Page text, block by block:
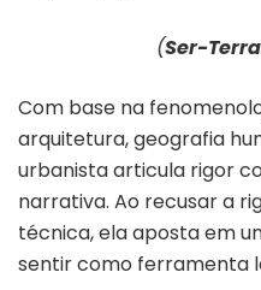
(Ser-
Com base na
arquitetura, geografia
urbanista articula rigor
narrativa. Ao recusar a
técnica, ela aposta em
sentir como ferramenta